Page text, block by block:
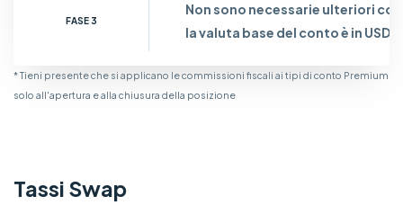
FASE 3
Non sono necessarie ulteriori
la valuta base del conto è in USD
* Tieni presente che si applicano le commissioni fiscali ai tipi di conto Premium
solo all'apertura e alla chiusura della posizione
Tassi Swap